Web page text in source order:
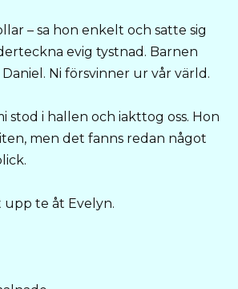
– sa hon enkelt och satte sig
evig tystnad. Barnen
Ni försvinner ur vår värld.
stod i hallen och iakttog oss. Hon
men det fanns redan något
te åt Evelyn.